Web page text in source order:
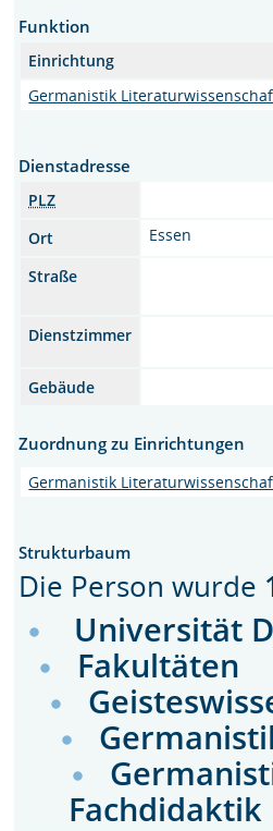
Funktion
Einrichtung
Germanistik
Dienstadresse
PLZ
Ort
Essen
Straße
Dienstzimmer
Gebäude
Zuordnung zu Einrichtungen
Germanistik
Strukturbaum
Die Person wurde
Universität
Fakultäten
Fachdidaktik